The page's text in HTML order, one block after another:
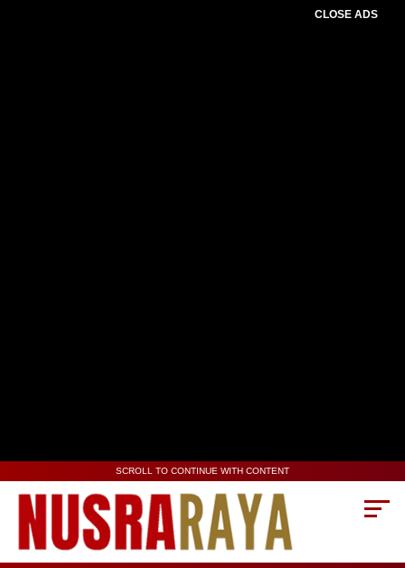
CLOSE ADS
SCROLL TO CONTINUE WITH CONTENT